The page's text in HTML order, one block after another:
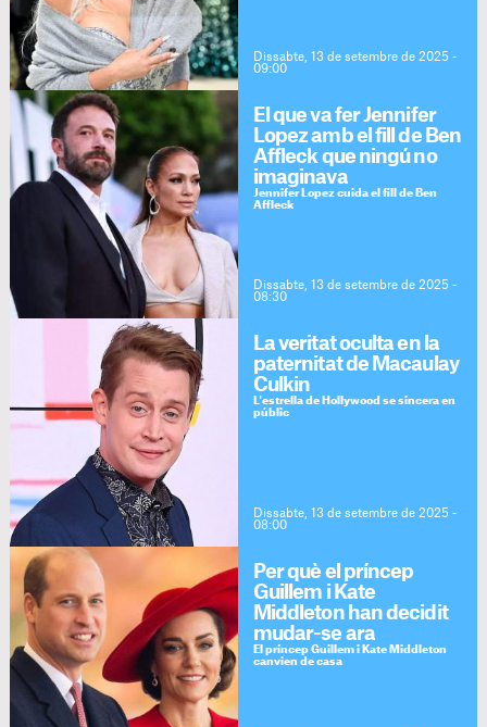
Dissabte, 13 de setembre de 2025 -
09:00
El que va fer Jennifer
Lopez amb el fill de Ben
Affleck que ningú no
imaginava
Jennifer Lopez cuida el fill de Ben
Affleck
Dissabte, 13 de setembre de 2025 -
08:30
La veritat oculta en la
paternitat de Macaulay
Culkin
L'estrella de Hollywood se sincera en
públic
Dissabte, 13 de setembre de 2025 -
08:00
Per què el príncep
Guillem i Kate
Middleton han decidit
mudar-se ara
El príncep Guillem i Kate Middleton
canvien de casa